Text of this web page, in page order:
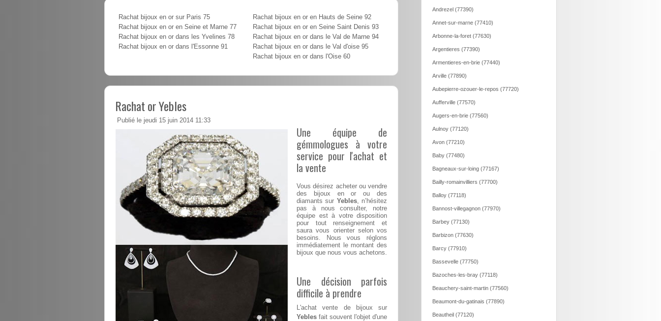
Rachat bijoux en or sur Paris 75
Rachat bijoux en or en Seine et Marne 77
Rachat bijoux en or dans les Yvelines 78
Rachat bijoux en or dans l'Essonne 91
Rachat bijoux en or en Hauts de Seine 92
Rachat bijoux en or en Seine Saint Denis 93
Rachat bijoux en or dans le Val de Marne 94
Rachat bijoux en or dans le Val d'oise 95
Rachat bijoux en or dans l'Oise 60
Rachat or Yebles
Publié le jeudi 15 juin 2014 11:33
Une équipe de
gémmologues à votre
service pour l'achat et
la vente
Vous désirez acheter ou vendre
des bijoux en or ou des
diamants sur Yebles, n’hésitez
pas à nous consulter, notre
équipe est à votre disposition
pour tout renseignement et
saura vous orienter selon vos
besoins. Nous vous réglons
immédiatement le montant des
bijoux que nous vous achetons.
Une décision parfois
difficile à prendre
L'achat vente de bijoux sur
Yebles fait souvent l'objet d'une
Andrezel (77390)
Annet-sur-marne (77410)
Arbonne-la-foret (77630)
Argentieres (77390)
Armentieres-en-brie (77440)
Arville (77890)
Aubepierre-ozouer-le-repos (77720)
Aufferville (77570)
Augers-en-brie (77560)
Aulnoy (77120)
Avon (77210)
Baby (77480)
Bagneaux-sur-loing (77167)
Bailly-romainvilliers (77700)
Balloy (77118)
Bannost-villegagnon (77970)
Barbey (77130)
Barbizon (77630)
Barcy (77910)
Bassevelle (77750)
Bazoches-les-bray (77118)
Beauchery-saint-martin (77560)
Beaumont-du-gatinais (77890)
Beautheil (77120)